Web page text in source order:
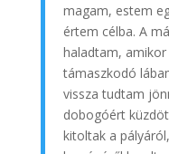
magam, estem
értem célba. A
haladtam,
támaszkodó
vissza tudtam
dobogóért
kitoltak a